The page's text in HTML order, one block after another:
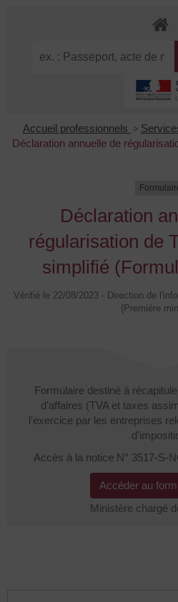
Accueil professionnels >
Déclaration annuelle de
Déclaration
régularisation de
simplifié
Vérifié le 22/08/2023 - Direction de
(Première
Formulaire destiné à
d'affaires (TVA et taxes
l'exercice par les entreprises
Accès à la notice N° 3517-S-
Accéder au
Ministère chargé